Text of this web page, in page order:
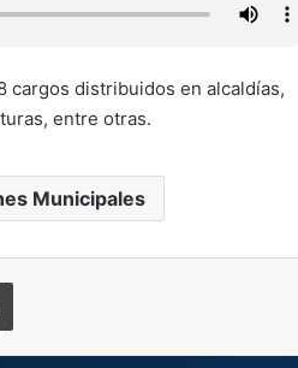
cargos distribuidos en alcaldías,
entre otras.
Municipales
electrónico
Imprimir